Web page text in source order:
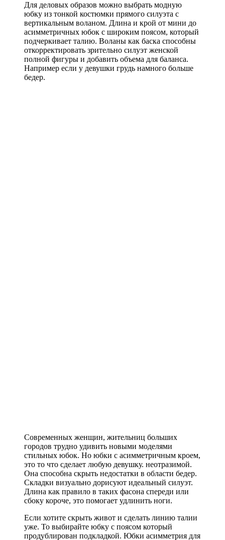
Для деловых образов можно выбрать модную
юбку из тонкой костюмки прямого силуэта с
вертикальным воланом. Длина и крой от мини до
асимметричных юбок с широким поясом, который
подчеркивает талию. Воланы как баска способны
откорректировать зрительно силуэт женской
полной фигуры и добавить объема для баланса.
Например если у девушки грудь намного больше
бедер.
Современных женщин, жительниц больших
городов трудно удивить новыми моделями
стильных юбок. Но юбки с асимметричным кроем,
это то что сделает любую девушку. неотразимой.
Она способна скрыть недостатки в области бедер.
Складки визуально дорисуют идеальный силуэт.
Длина как правило в таких фасона спереди или
сбоку короче, это помогает удлинить ноги.
Если хотите скрыть живот и сделать линию талии
уже. То выбирайте юбку с поясом который
продублирован подкладкой. Юбки асимметрия для